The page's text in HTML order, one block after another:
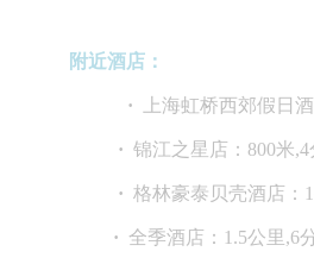
附近酒店：
分钟. · 上海虹桥西郊假日
分钟. · 锦江之星店：800米,4
分钟. · 格林豪泰贝壳酒店：
时. · 全季酒店：1.5公里,6